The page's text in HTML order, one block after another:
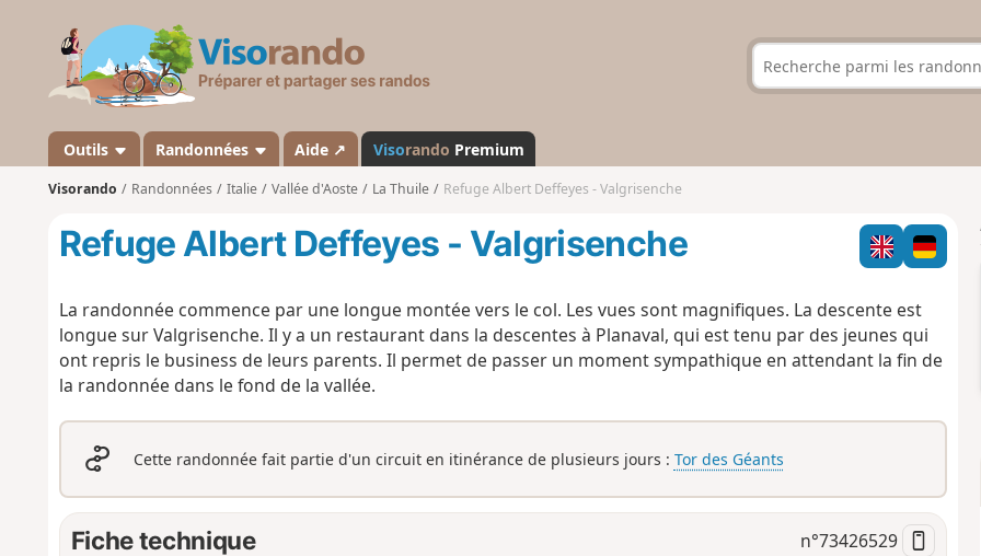
s
a
n
d
Outils Randonnées Aide ↗ Visorando Premium
Visorando Randonnées Italie Vallée d'Aoste La Thuile Refuge Albert Deffeyes - Valgrisenche
Refuge Albert Deffeyes - Valgrisenche
La randonnée commence par une longue montée vers le col. Les vues sont magnifiques. La descente est
longue sur Valgrisenche. Il y a un restaurant dans la descentes à Planaval, qui est tenu par des jeunes qui
ont repris le business de leurs parents. Il permet de passer un moment sympathique en attendant la fin de
la randonnée dans le fond de la vallée.
Cette randonnée fait partie d'un circuit en itinérance de plusieurs jours : Tor des Géants
Fiche technique n°73426529